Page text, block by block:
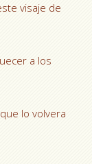
visaje de
a los
lo volvera